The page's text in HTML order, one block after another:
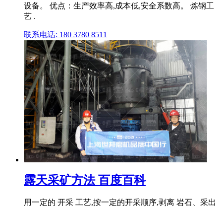
设备。 优点：生产效率高,成本低,安全系数高。 炼钢工
艺 .
联系电话: 180 3780 8511
露天采矿方法 百度百科
用一定的 开采 工艺,按一定的开采顺序,剥离 岩石、采出